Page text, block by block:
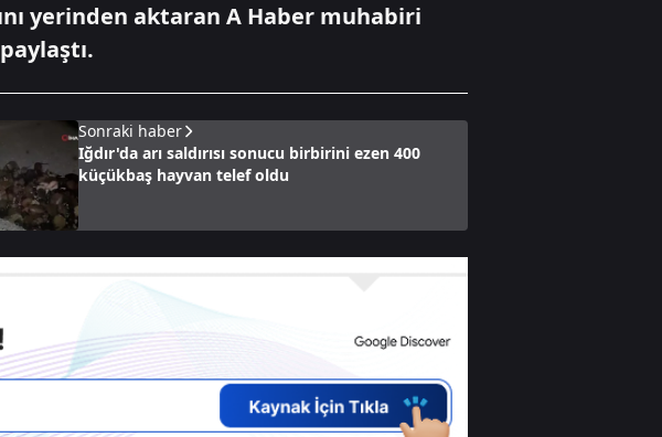
yerinden aktaran A Haber muhabiri
Sonraki haber
Iğdır'da arı saldırısı sonucu birbirini ezen 400
küçükbaş hayvan telef oldu